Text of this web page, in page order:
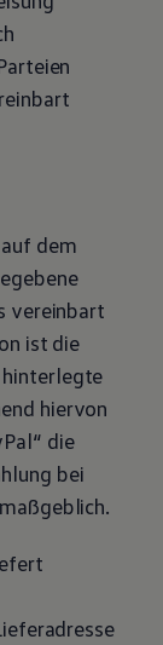
dem
vereinbart
ist die
hinterlegte
hiervon
die
bei